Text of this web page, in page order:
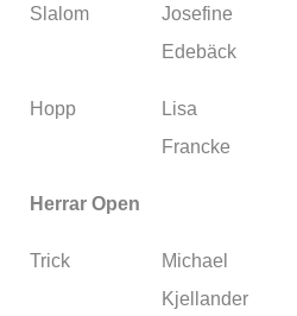
Slalom
Josefine
Edebäck
Hopp
Lisa
Francke
Herrar Open
Trick
Michael
Kjellander